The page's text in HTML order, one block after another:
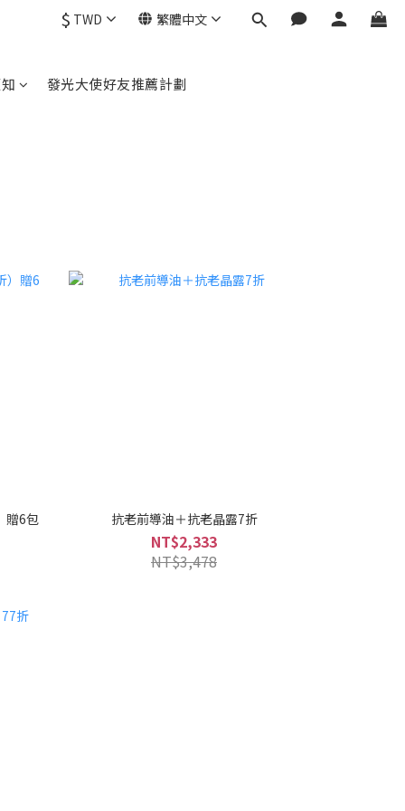
$ TWD 繁體中文
發光大使好友推薦計劃
贈6包 抗老前導油＋抗老晶露7折
NT$2,333
NT$3,478